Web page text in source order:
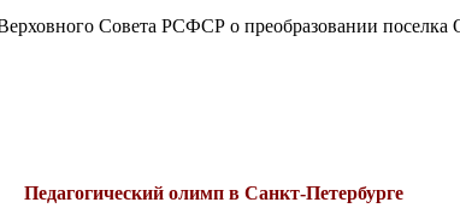
Совета РСФСР о преобразовании поселка
Педагогический олимп в Санкт-Петербурге